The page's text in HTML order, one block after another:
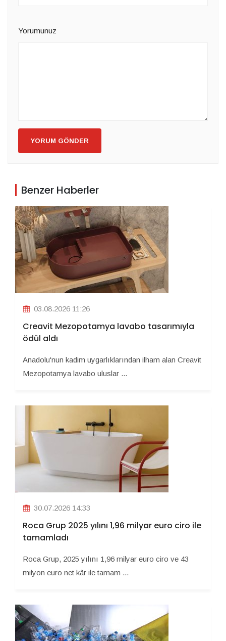
Yorumunuz
YORUM GÖNDER
Benzer Haberler
03.08.2026 11:26
Creavit Mezopotamya lavabo tasarımıyla
ödül aldı
Anadolu'nun kadim uygarlıklarından ilham alan Creavit
Mezopotamya lavabo uluslar ...
30.07.2026 14:33
Roca Grup 2025 yılını 1,96 milyar euro ciro ile
tamamladı
Roca Grup, 2025 yılını 1,96 milyar euro ciro ve 43
milyon euro net kâr ile tamam ...